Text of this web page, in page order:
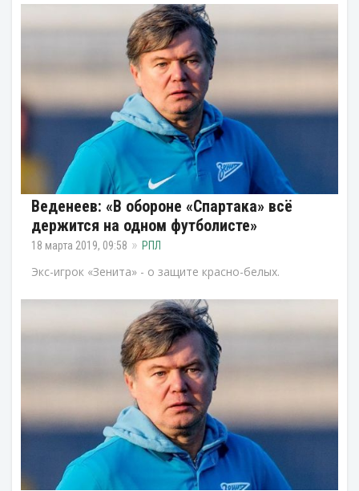
Веденеев: «В обороне «Спартака» всё
держится на одном футболисте»
18 марта 2019, 09:58 РПЛ
Экс-игрок «Зенита» - о защите красно-белых.